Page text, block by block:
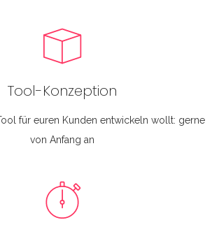
Tool-Konzeption
für euren Kunden entwickeln wollt: gerne
von Anfang an